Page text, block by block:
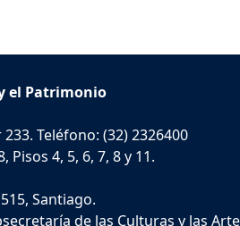
el Patrimonio
Teléfono: (32) 2326400
4, 5, 6, 7, 8 y 11.
Santiago.
de las Culturas y las